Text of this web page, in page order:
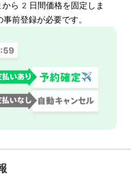
から 2 日間価格を固定しま
前登録が必要です。